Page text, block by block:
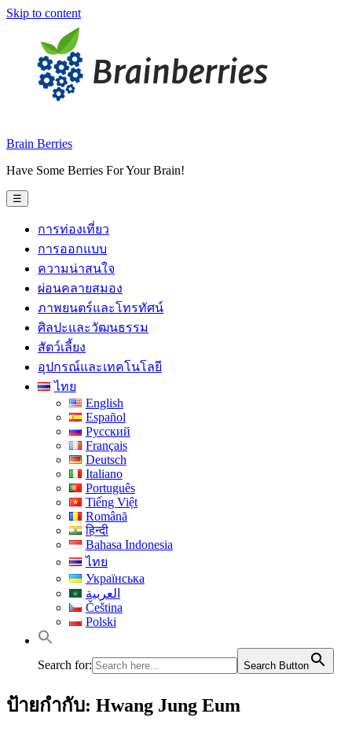
Skip to content
Brain Berries
Have Some Berries For Your Brain!
☰
การท่องเที่ยว
การออกแบบ
ความน่าสนใจ
ผ่อนคลายสมอง
ภาพยนตร์และโทรทัศน์
ศิลปะและวัฒนธรรม
สัตว์เลี้ยง
อุปกรณ์และเทคโนโลยี
ไทย
English
Español
Русский
Français
Deutsch
Italiano
Português
Tiếng Việt
Română
हिन्दी
Bahasa Indonesia
ไทย
Українська
العربية
Čeština
Polski
Search for: Search Button
ป้ายกำกับ: Hwang Jung Eum